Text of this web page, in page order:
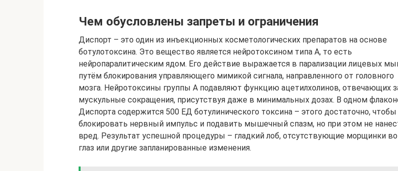
Чем обусловлены запреты и ограничения
Диспорт – это один из инъекционных косметологических препаратов на основе
ботулотоксина. Это вещество является нейротоксином типа А, то есть
нейропаралитическим ядом. Его действие выражается в парализации лицевых
путём блокирования управляющего мимикой сигнала, направленного от головного
мозга. Нейротоксины группы А подавляют функцию ацетилхолинов, отвечающих
мускульные сокращения, присутствуя даже в минимальных дозах. В одном
Диспорта содержится 500 ЕД ботулинического токсина – этого достаточно, чтобы
блокировать нервный импульс и подавить мышечный спазм, но при этом не
вред. Результат успешной процедуры – гладкий лоб, отсутствующие морщинки
глаз или другие запланированные изменения.